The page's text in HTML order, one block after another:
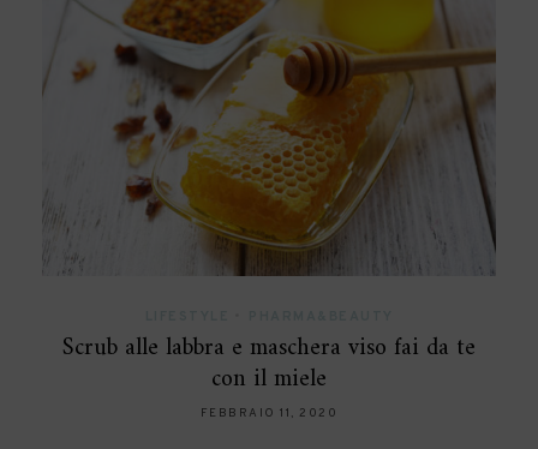
Scrub alle labbra e maschera viso fai da te
con il miele
FEBBRAIO 11, 2020